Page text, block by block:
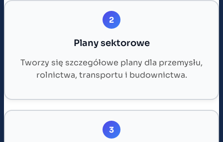
2
Plany sektorowe
Tworzy się szczegółowe plany dla przemysłu,
rolnictwa, transportu i budownictwa.
3